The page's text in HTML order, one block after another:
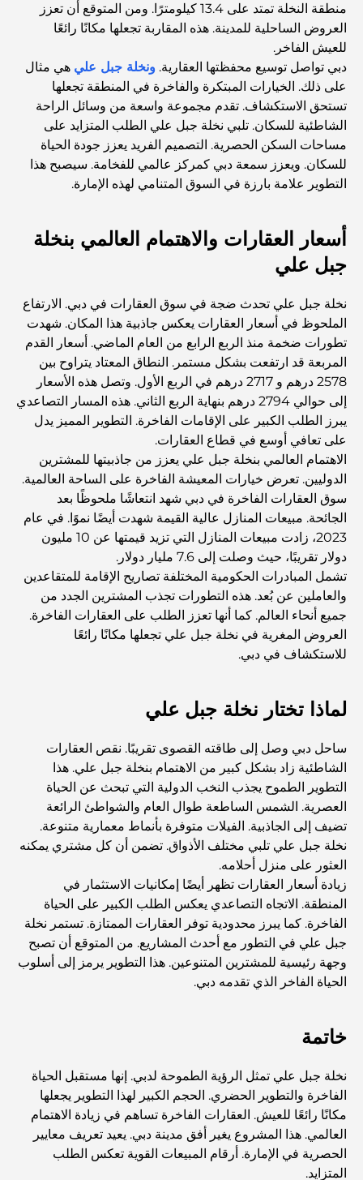
المطاعم الإيطالية في وسط مدينة دبي: تذوق إيطاليا في قلب
المدينة
أفضل 7 نوادي رياضية في دبي هيلز: اللياقة البدنية في أبهى
صورها
الدليل الأمثل لمطاعم الطعام الفاخر في نخلة جميرا
المستشفيات الحكومية في دبي: رعاية صحية شاملة للجميع
أغلى سيارة لامبورغيني على الإطلاق: قائمة هواة الجمع
أغلى مدارس جيمس في دبي: دليل شامل للآباء
أفضل المدارس القريبة من داماك هيلز 2: دليل للعائلات
أفضل المطاعم الهندية في دبي: رحلة طهي
اكتشف ممشى نخلة جميرا: جولة بين الفخامة والإطلالات الخلابة
أفضل المناطق للسكن في دبي مع العائلة: اكتشف أفضل
الخيارات
أشياء يمكنك القيام بها في وسط مدينة دبي: دليلك الشامل
أفضل أماكن الإفطار في دبي: أفضل 7 أماكن لا تُضاهى لتجربة
إفطار رمضاني لا يُنسى
المقاهي في منطقة الخليج التجاري: مزيج مثالي من القهوة
والمجتمع
مطاعم دبي الحائزة على نجمة ميشلان: جولة مغامرة لعشاق
الطعام
استكشاف مطاعم جميرا جولف إستيتس: دليل الطهي
المقاهي في نخلة جميرا: دليل لأفضل أماكن القهوة وأسلوب
الحياة في الجزيرة
أفضل وجبات الإفطار في دبي: اختياراتي المفضلة لعام 2026
منطقة النخلة تمتد على 13.4 كيلومترًا. ومن المتوقع أن تعزز
العروض الساحلية للمدينة. هذه المقاربة تجعلها مكانًا رائعًا
للعيش الفاخر.
دبي تواصل توسيع محفظتها العقارية. ونخلة جبل علي هي مثال
على ذلك. الخيارات المبتكرة والفاخرة في المنطقة تجعلها
تستحق الاستكشاف. تقدم مجموعة واسعة من وسائل الراحة
الشاطئية للسكان. تلبي نخلة جبل علي الطلب المتزايد على
مساحات السكن الحصرية. التصميم الفريد يعزز جودة الحياة
للسكان. ويعزز سمعة دبي كمركز عالمي للفخامة. سيصبح هذا
التطوير علامة بارزة في السوق المتنامي لهذه الإمارة.
أسعار العقارات والاهتمام العالمي بنخلة
جبل علي
نخلة جبل علي تحدث ضجة في سوق العقارات في دبي. الارتفاع
الملحوظ في أسعار العقارات يعكس جاذبية هذا المكان. شهدت
تطورات ضخمة منذ الربع الرابع من العام الماضي. أسعار القدم
المربعة قد ارتفعت بشكل مستمر. النطاق المعتاد يتراوح بين
2578 درهم و 2717 درهم في الربع الأول. وتصل هذه الأسعار
إلى حوالي 2794 درهم بنهاية الربع الثاني. هذه المسار التصاعدي
يبرز الطلب الكبير على الإقامات الفاخرة. التطوير المميز يدل
على تعافي أوسع في قطاع العقارات.
الاهتمام العالمي بنخلة جبل علي يعزز من جاذبيتها للمشترين
الدوليين. تعرض خيارات المعيشة الفاخرة على الساحة العالمية.
سوق العقارات الفاخرة في دبي شهد انتعاشًا ملحوظًا بعد
الجائحة. مبيعات المنازل عالية القيمة شهدت أيضًا نموًا. في عام
2023، زادت مبيعات المنازل التي تزيد قيمتها عن 10 مليون
دولار تقريبًا، حيث وصلت إلى 7.6 مليار دولار.
تشمل المبادرات الحكومية المختلفة تصاريح الإقامة للمتقاعدين
والعاملين عن بُعد. هذه التطورات تجذب المشترين الجدد من
جميع أنحاء العالم. كما أنها تعزز الطلب على العقارات الفاخرة.
العروض المغرية في نخلة جبل علي تجعلها مكانًا رائعًا
للاستكشاف في دبي.
لماذا تختار نخلة جبل علي
ساحل دبي وصل إلى طاقته القصوى تقريبًا. نقص العقارات
الشاطئية زاد بشكل كبير من الاهتمام بنخلة جبل علي. هذا
التطوير الطموح يجذب النخب الدولية التي تبحث عن الحياة
العصرية. الشمس الساطعة طوال العام والشواطئ الرائعة
تضيف إلى الجاذبية. الفيلات متوفرة بأنماط معمارية متنوعة.
نخلة جبل علي تلبي مختلف الأذواق. تضمن أن كل مشتري يمكنه
العثور على منزل أحلامه.
زيادة أسعار العقارات تظهر أيضًا إمكانيات الاستثمار في
المنطقة. الاتجاه التصاعدي يعكس الطلب الكبير على الحياة
الفاخرة. كما يبرز محدودية توفر العقارات الممتازة. تستمر نخلة
جبل علي في التطور مع أحدث المشاريع. من المتوقع أن تصبح
وجهة رئيسية للمشترين المتنوعين. هذا التطوير يرمز إلى أسلوب
الحياة الفاخر الذي تقدمه دبي.
خاتمة
نخلة جبل علي تمثل الرؤية الطموحة لدبي. إنها مستقبل الحياة
الفاخرة والتطوير الحضري. الحجم الكبير لهذا التطوير يجعلها
مكانًا رائعًا للعيش. العقارات الفاخرة تساهم في زيادة الاهتمام
العالمي. هذا المشروع يغير أفق مدينة دبي. يعيد تعريف معايير
الحصرية في الإمارة. أرقام المبيعات القوية تعكس الطلب
المتزايد.